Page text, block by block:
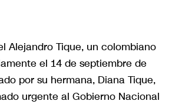
Alejandro Tique, un colombiano
el 14 de septiembre de
por su hermana, Diana Tique,
urgente al Gobierno Nacional